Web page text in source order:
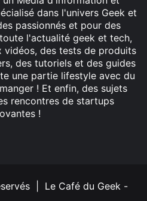
dans l'univers Geek et
passionnés et pour des
l'actualité geek et tech,
vidéos, des tests de produits
des tutoriels et des guides
une partie lifestyle avec du
! Et enfin, des sujets
rencontres de startups
!
| Le Café du Geek -